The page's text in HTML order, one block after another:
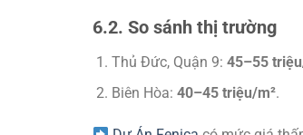
6.2. So sánh thị trường
Thủ Đức, Quận 9: 45–55
Biên Hòa: 40–45 triệu/m².